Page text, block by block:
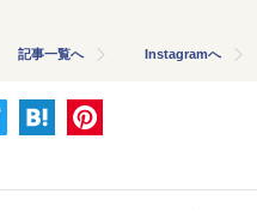
記事一覧へ Instagramへ